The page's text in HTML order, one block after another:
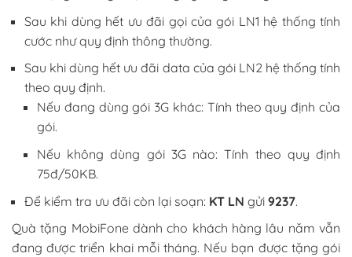
Sau khi dùng hết ưu đãi gọi của gói LN1 hệ thống tính
cước như quy định thông thường.
Sau khi dùng hết ưu đãi data của gói LN2 hệ thống tính
theo quy định.
Nếu đang dùng gói 3G khác: Tính theo quy định của
gói.
Nếu không dùng gói 3G nào: Tính theo quy định
75đ/50KB.
Để kiểm tra ưu đãi còn lại soạn: KT LN gửi 9237.
Quà tặng MobiFone dành cho khách hàng lâu năm vẫn
đang được triển khai mỗi tháng. Nếu bạn được tặng gói